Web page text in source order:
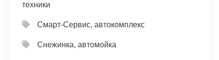
техники
Смарт-Сервис, автокомплекс
Снежинка, автомойка